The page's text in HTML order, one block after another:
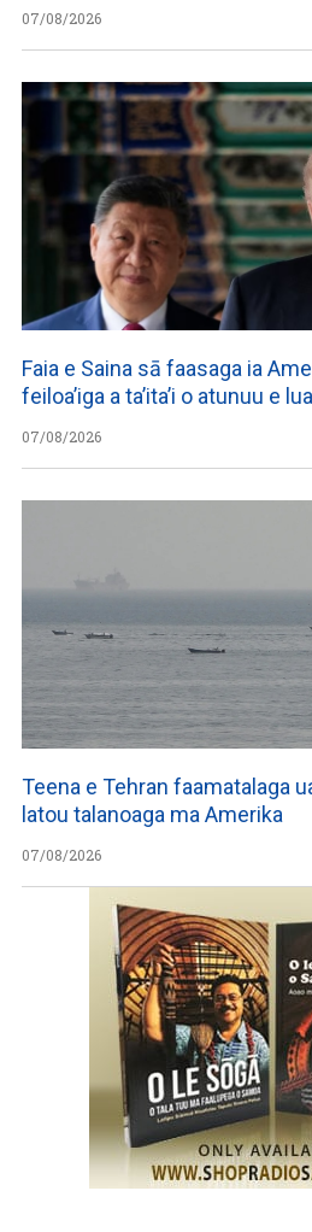
07/08/2026
Faia e Saina sā faasaga ia
feiloa’iga a ta’ita’i o atunuu e lua
07/08/2026
Teena e Tehran faamatalaga
latou talanoaga ma Amerika
07/08/2026